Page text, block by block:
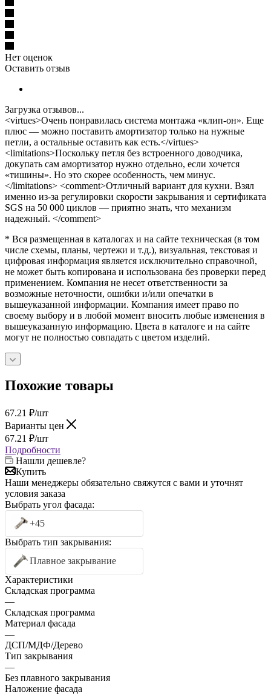
Нет оценок
Оставить отзыв
Загрузка отзывов...
<virtues>Очень понравилась система монтажа «клип-он». Еще
плюс — можно поставить амортизатор только на нужные
петли, а остальные оставить как есть.</virtues>
<limitations>Поскольку петля без встроенного доводчика,
докупать сам амортизатор нужно отдельно, если хочется
«тишины». Но это скорее особенность, чем минус.
</limitations> <comment>Отличный вариант для кухни. Взял
именно из-за регулировки скорости закрывания и сертификата
SGS на 50 000 циклов — приятно знать, что механизм
надежный. </comment>
* Вся размещенная в каталогах и на сайте техническая (в том
числе схемы, планы, чертежи и т.д.), визуальная, текстовая и
цифровая информация является исключительно справочной,
не может быть копирована и использована без проверки перед
применением. Компания не несет ответственности за
возможные неточности, ошибки и/или опечатки в
вышеуказанной информации. Компания имеет право по
своему выбору и в любой момент вносить любые изменения в
вышеуказанную информацию. Цвета в каталоге и на сайте
могут не полностью совпадать с цветом изделий.
Похожие товары
67.21 ₽/шт
Варианты цен
67.21 ₽/шт
Подробности
Нашли дешевле?
Купить
Наши менеджеры обязательно свяжутся с вами и уточнят
условия заказа
Выбрать угол фасада:
+45
Выбрать тип закрывания:
Плавное закрывание
Характеристики
Складская программа
—
Складская программа
Материал фасада
—
ДСП/МДФ/Дерево
Тип закрывания
—
Без плавного закрывания
Наложение фасада